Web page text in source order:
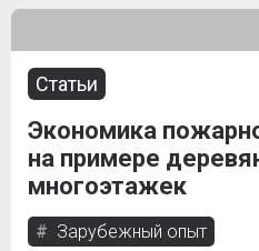
Статьи
Экономика
на примере
многоэтажек
Зарубежный опыт